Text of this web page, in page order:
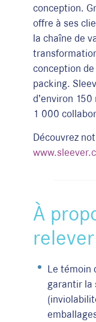
conception.
offre à ses
la chaîne de
conception
packing.
d’environ
1 000
Découvrez
À
relever
Le témoin
garantir la